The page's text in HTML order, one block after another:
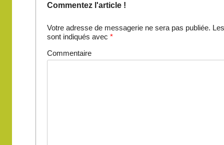
Commentez l'article !
Votre adresse de messagerie ne sera pas publiée.
sont indiqués avec *
Commentaire